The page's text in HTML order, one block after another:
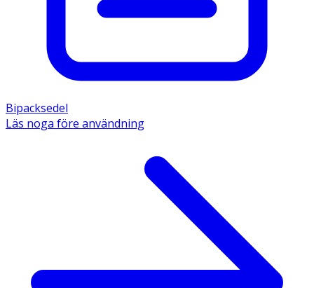
Bipacksedel
Läs noga före användning